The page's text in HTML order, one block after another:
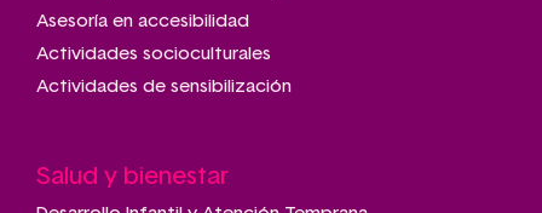
Asesoría en accesibilidad
Actividades socioculturales
Actividades de sensibilización
Salud y bienestar